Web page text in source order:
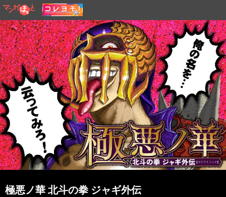
極悪ノ華 北斗の拳 ジャギ外伝